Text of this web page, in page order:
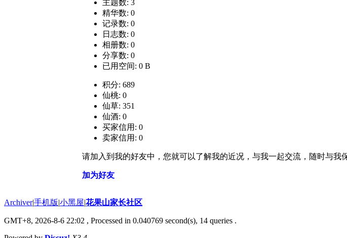
主题数: 3
精华数: 0
记录数: 0
日志数: 0
相册数: 0
分享数: 0
已用空间: 0 B
积分: 689
仙桃: 0
仙草: 351
仙酒: 0
买家信用: 0
卖家信用: 0
请加入到我的好友中，您就可以了解我的近况，与我一起交流，随时与我
加为好友
Archiver|手机版|小黑屋|花果山家长社区
GMT+8, 2026-8-6 22:02 , Processed in 0.040769 second(s), 14 queries .